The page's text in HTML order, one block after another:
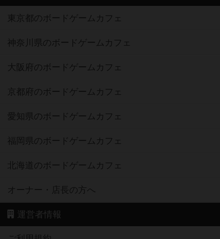
東京都のボードゲームカフェ
神奈川県のボードゲームカフェ
大阪府のボードゲームカフェ
京都府のボードゲームカフェ
愛知県のボードゲームカフェ
福岡県のボードゲームカフェ
北海道のボードゲームカフェ
オーナー・店長の方へ
運営者情報